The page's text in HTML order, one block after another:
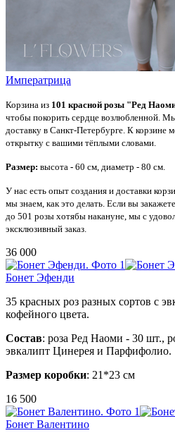
Императрица
Корзина из 101 красной розы "Ред
чтобы покорить сердце возлюбленной.
доставку в Санкт-Петербурге. К корзине
открытку с вашими тёплыми словами.
Размер: высота - 60 см, диаметр - 80 см.
У нас есть опыт создания и доставки
мы знаем, как это делать. Если вы
до 501 розы хотябы накануне, мы с
эксклюзивный заказ.
36 000
Бонет Эфенди
35 красных роз разных сортов с
кофейного цвета.
Состав: роза Ред Наоми - 30 шт.,
эвкалипт Цинерея и Парфифолио.
Размер коробки: 21*23 см
16 500
Бонет Валентино